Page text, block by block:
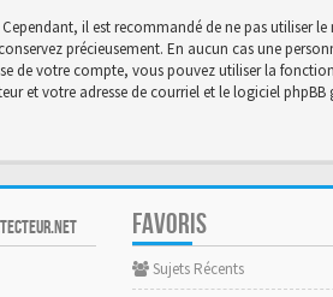
il est recommandé de ne pas utiliser
précieusement. En aucun cas une
votre compte, vous pouvez utiliser la
et votre adresse de courriel et le logiciel
FAVORIS
Sujets Récents